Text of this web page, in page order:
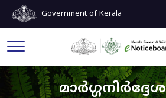
Government of Kerala